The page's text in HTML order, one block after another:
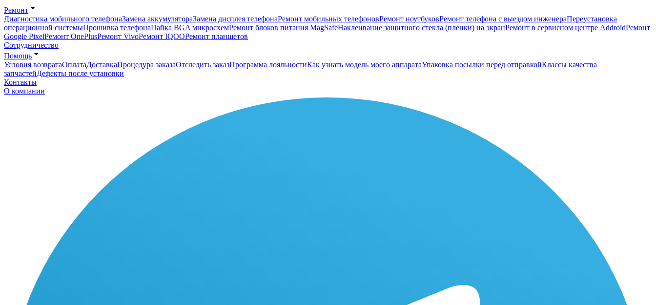
Ремонт
Диагностика мобильного телефонаЗамена аккумулятораЗамена дисплея телефонаРемонт мобильных телефоновРемонт ноутбуковРемонт телефона с выездом инженераПереустановка
операционной системыПрошивка телефонаПайка BGA микросхемРемонт блоков питания MagSafeНаклеивание защитного стекла (пленки) на экранРемонт в сервисном центре AddroidРемонт
Google PixelРемонт OnePlusРемонт VivoРемонт IQOOРемонт планшетов
Сотрудничество
Помощь
Условия возвратаОплатаДоставкаПроцедура заказаОтследить заказПрограмма лояльностиКак узнать модель моего аппаратаУпаковка посылки перед отправкойКлассы качества
запчастейДефекты после установки
Контакты
О компании